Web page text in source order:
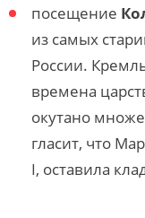
посещение
из самых
России.
времена
окутано
гласит, что
I, оставила